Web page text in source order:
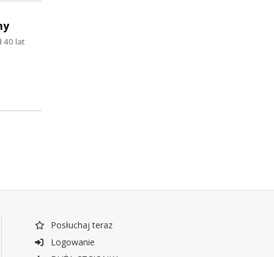
40 lat
Posłuchaj teraz
Logowanie